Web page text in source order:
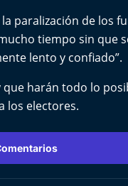
paralización de los
tiempo sin que
lento y confiado”.
harán todo lo
los electores.